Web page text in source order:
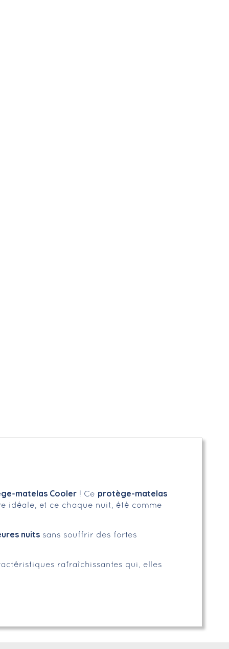
matelas Cooler ! Ce protège-matelas
idéale, et ce chaque nuit, été comme
nuits sans souffrir des fortes
rafraîchissantes qui, elles